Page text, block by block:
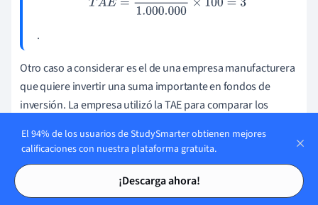
Tarjetas de estudio
Tarjetas de estudio
.
Otro caso a considerar es el de una empresa manufacturera
que quiere invertir una suma importante en fondos de
inversión. La empresa utilizó la TAE para comparar los
decidieron por un fondo con una TAE del 8%, previendo una
rentabilidad anual de 80.000 £ sobre su inversión de 1
millón de £. Este astuto movimiento supuso una fuente
constante deingresospara la empresa y dice mucho del
El 94% de los usuarios de StudySmarter obtienen mejores
calificaciones con nuestra plataforma gratuita.
¡Descarga ahora!